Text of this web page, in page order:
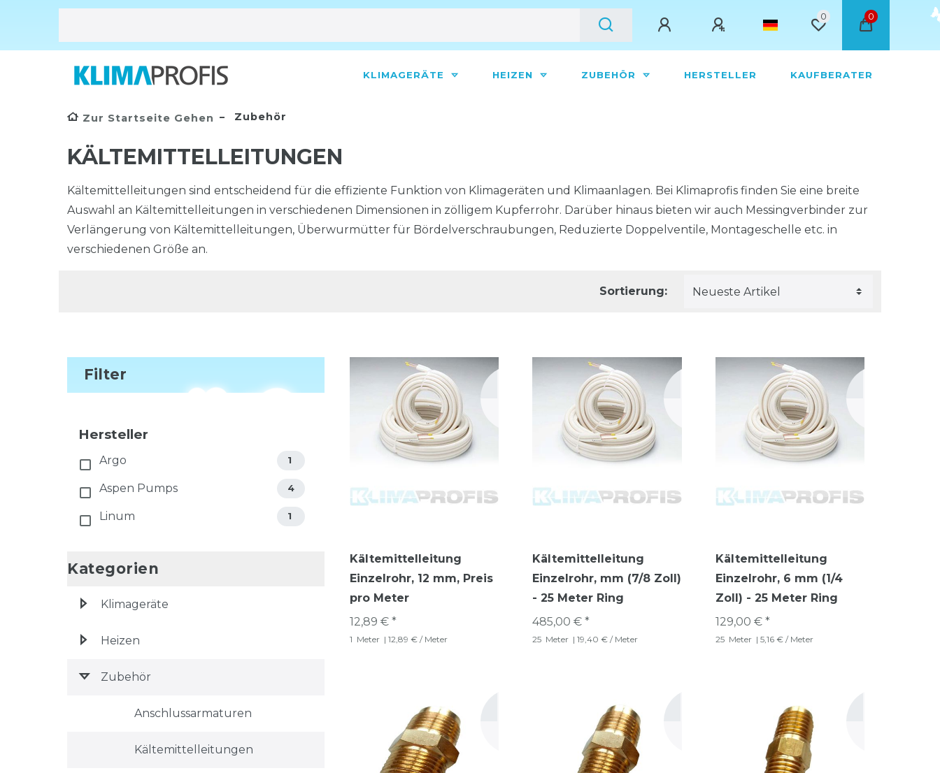
0 0
KLIMAGERÄTE HEIZEN ZUBEHÖR HERSTELLER KAUFBERATER
Zur Startseite Gehen Zubehör
KÄLTEMITTELLEITUNGEN
Kältemittelleitungen sind entscheidend für die effiziente Funktion von Klimageräten und Klimaanlagen. Bei Klimaprofis finden Sie eine breite
Auswahl an Kältemittelleitungen in verschiedenen Dimensionen in zölligem Kupferrohr. Darüber hinaus bieten wir auch Messingverbinder zur
Verlängerung von Kältemittelleitungen, Überwurmütter für Bördelverschraubungen, Reduzierte Doppelventile, Montageschelle etc. in
verschiedenen Größe an.
Sortierung:
Filter
Hersteller
Argo 1
Aspen Pumps 4
Linum 1
Kategorien
Klimageräte
Heizen
Zubehör
Anschlussarmaturen
Kältemittelleitungen
Kältemittelleitung
Einzelrohr, 12 mm, Preis
pro Meter
12,89 € *
1 Meter | 12,89 € / Meter
Kältemittelleitung
Einzelrohr, mm (7/8 Zoll)
- 25 Meter Ring
485,00 € *
25 Meter | 19,40 € / Meter
Kältemittelleitung
Einzelrohr, 6 mm (1/4
Zoll) - 25 Meter Ring
129,00 € *
25 Meter | 5,16 € / Meter